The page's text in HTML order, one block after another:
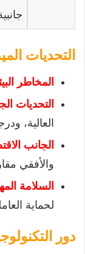
التحديات
المخاطر
التحديات
العالية،
الجانب
والأفقي
السلامة
لحماية
دور